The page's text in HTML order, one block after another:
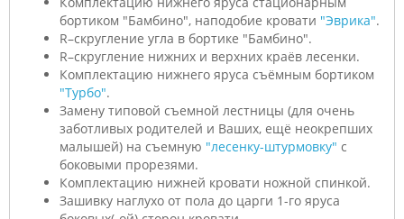
бортиком "Бамбино", наподобие кровати "Эврика".
R–скругление угла в бортике "Бамбино".
R–скругление нижних и верхних краёв лесенки.
Комплектацию нижнего яруса съёмным бортиком
"Турбо".
Замену типовой съемной лестницы (для очень
заботливых родителей и Ваших, ещё неокрепших
малышей) на съемную "лесенку-штурмовку" с
боковыми прорезями.
Комплектацию нижней кровати ножной спинкой.
Зашивку наглухо от пола до царги 1-го яруса